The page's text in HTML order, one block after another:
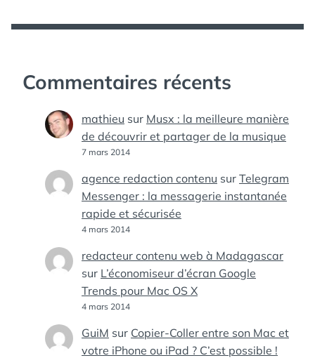
Commentaires récents
mathieu sur Musx : la meilleure manière
de découvrir et partager de la musique
7 mars 2014
agence redaction contenu sur Telegram
Messenger : la messagerie instantanée
rapide et sécurisée
4 mars 2014
redacteur contenu web à Madagascar
sur L’économiseur d’écran Google
Trends pour Mac OS X
4 mars 2014
GuiM sur Copier-Coller entre son Mac et
votre iPhone ou iPad ? C’est possible !